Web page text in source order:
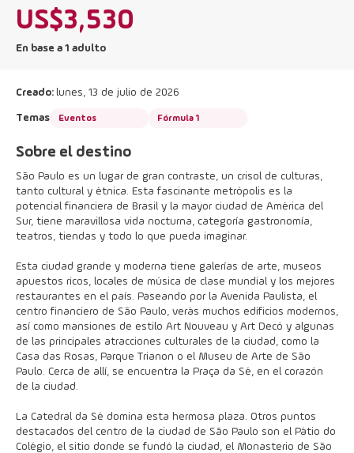
US$3,530
En base a 1 adulto
Creado: lunes, 13 de julio de 2026
Temas Eventos Fórmula 1
Sobre el destino
São Paulo es un lugar de gran contraste, un crisol de culturas,
tanto cultural y étnica. Esta fascinante metrópolis es la
potencial financiera de Brasil y la mayor ciudad de América del
Sur, tiene maravillosa vida nocturna, categoría gastronomía,
teatros, tiendas y todo lo que pueda imaginar.
Esta ciudad grande y moderna tiene galerías de arte, museos
apuestos ricos, locales de música de clase mundial y los mejores
restaurantes en el país. Paseando por la Avenida Paulista, el
centro financiero de São Paulo, verás muchos edificios modernos,
así como mansiones de estilo Art Nouveau y Art Decó y algunas
de las principales atracciones culturales de la ciudad, como la
Casa das Rosas, Parque Trianon o el Museu de Arte de São
Paulo. Cerca de allí, se encuentra la Praça da Sé, en el corazón
de la ciudad.
La Catedral da Sé domina esta hermosa plaza. Otros puntos
destacados del centro de la ciudad de São Paulo son el Pátio do
Colégio, el sitio donde se fundó la ciudad, el Monasterio de São